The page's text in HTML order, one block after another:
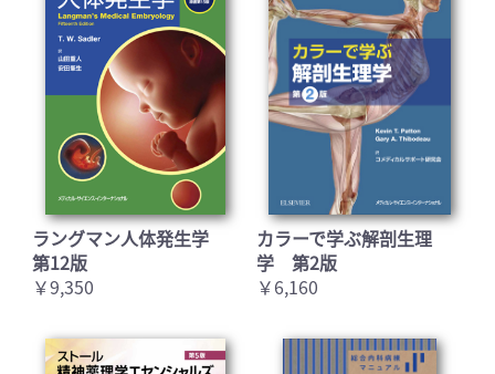
ラングマン人体発生学
第12版
￥9,350
カラーで学ぶ解剖生理
学 第2版
￥6,160